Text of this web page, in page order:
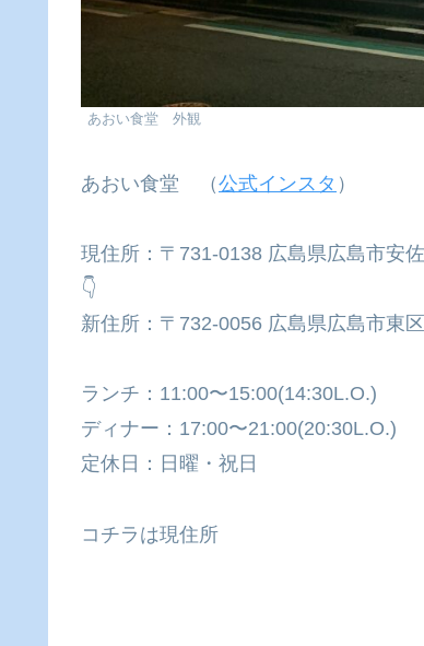
あおい食堂 外観
あおい食堂 （公式インスタ ）
現住所：〒731-0138 広島県広島市安
👇
新住所：〒732-0056 広島県広島市東
ランチ：11:00〜15:00(14:30L.O.)
ディナー：17:00〜21:00(20:30L.O.)
定休日：日曜・祝日
コチラは現住所